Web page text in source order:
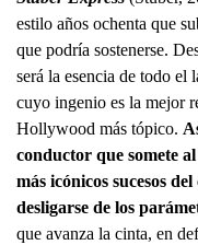
estilo años ochenta que
que podría sostenerse.
será la esencia de todo el
cuyo ingenio es la mejor
Hollywood más tópico.
conductor que somete
más icónicos sucesos
desligarse de los
que avanza la cinta, en